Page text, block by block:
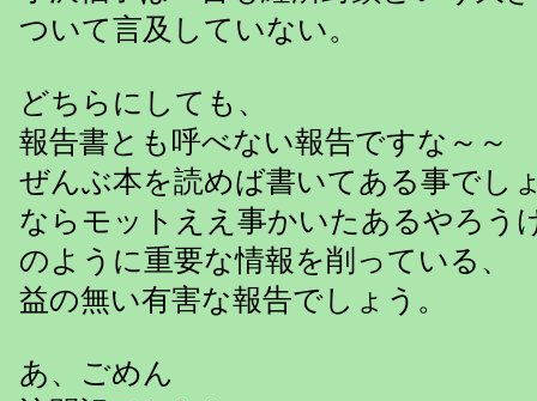
ついて言及していない。
どちらにしても、
報告書とも呼べない報告ですな～～
ぜんぶ本を読めば書いてある事でし
ならモットええ事かいたあるやろう
のように重要な情報を削っている、
益の無い有害な報告でしょう。
あ、ごめん